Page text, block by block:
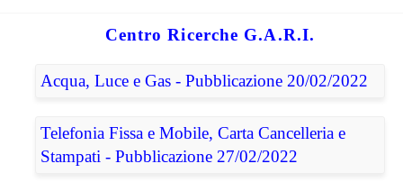
Contatti
Centro Ricerche G.A.R.I.
Acqua, Luce e Gas - Pubblicazione 20/02/2022
Telefonia Fissa e Mobile, Carta Cancelleria e
Stampati - Pubblicazione 27/02/2022